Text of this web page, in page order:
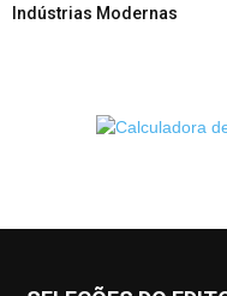
Indústrias Modernas